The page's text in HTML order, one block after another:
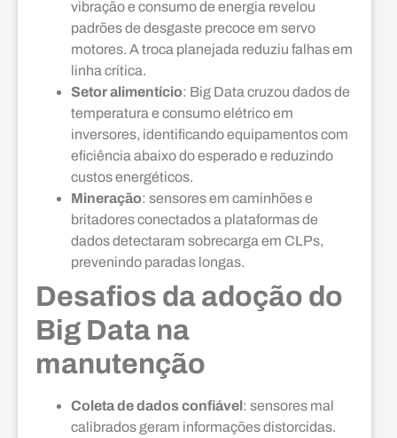
vibração e consumo de energia revelou
padrões de desgaste precoce em servo
motores. A troca planejada reduziu falhas em
linha crítica.
Setor alimentício: Big Data cruzou dados de
temperatura e consumo elétrico em
inversores, identificando equipamentos com
eficiência abaixo do esperado e reduzindo
custos energéticos.
Mineração: sensores em caminhões e
britadores conectados a plataformas de
dados detectaram sobrecarga em CLPs,
prevenindo paradas longas.
Desafios da adoção do
Big Data na
manutenção
Coleta de dados confiável: sensores mal
calibrados geram informações distorcidas.